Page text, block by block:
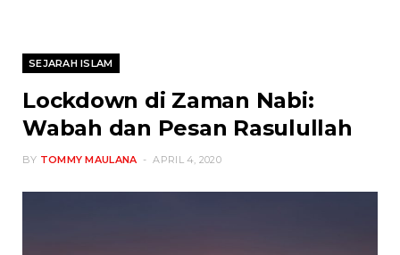
SEJARAH ISLAM
Lockdown di Zaman Nabi:
Wabah dan Pesan Rasulullah
BY TOMMY MAULANA APRIL 4, 2020